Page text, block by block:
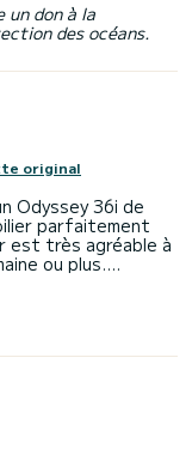
un don à la
des océans.
original
Odyssey 36i de
parfaitement
est très agréable à
ou plus.
équipées et
hors tout de
environs de
cabinet de
lattée et d'un